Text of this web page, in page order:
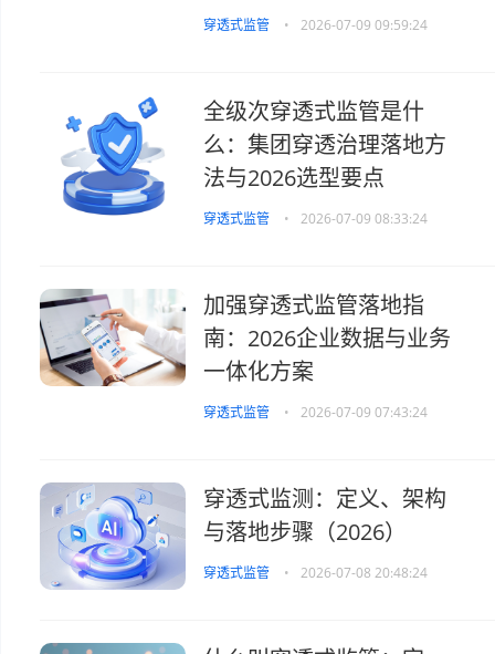
穿透式监管 • 2026-07-09 09:59:24
全级次穿透式监管是什
么：集团穿透治理落地方
法与2026选型要点
穿透式监管 • 2026-07-09 08:33:24
加强穿透式监管落地指
南：2026企业数据与业务
一体化方案
穿透式监管 • 2026-07-09 07:43:24
穿透式监测：定义、架构
与落地步骤（2026）
穿透式监管 • 2026-07-08 20:48:24